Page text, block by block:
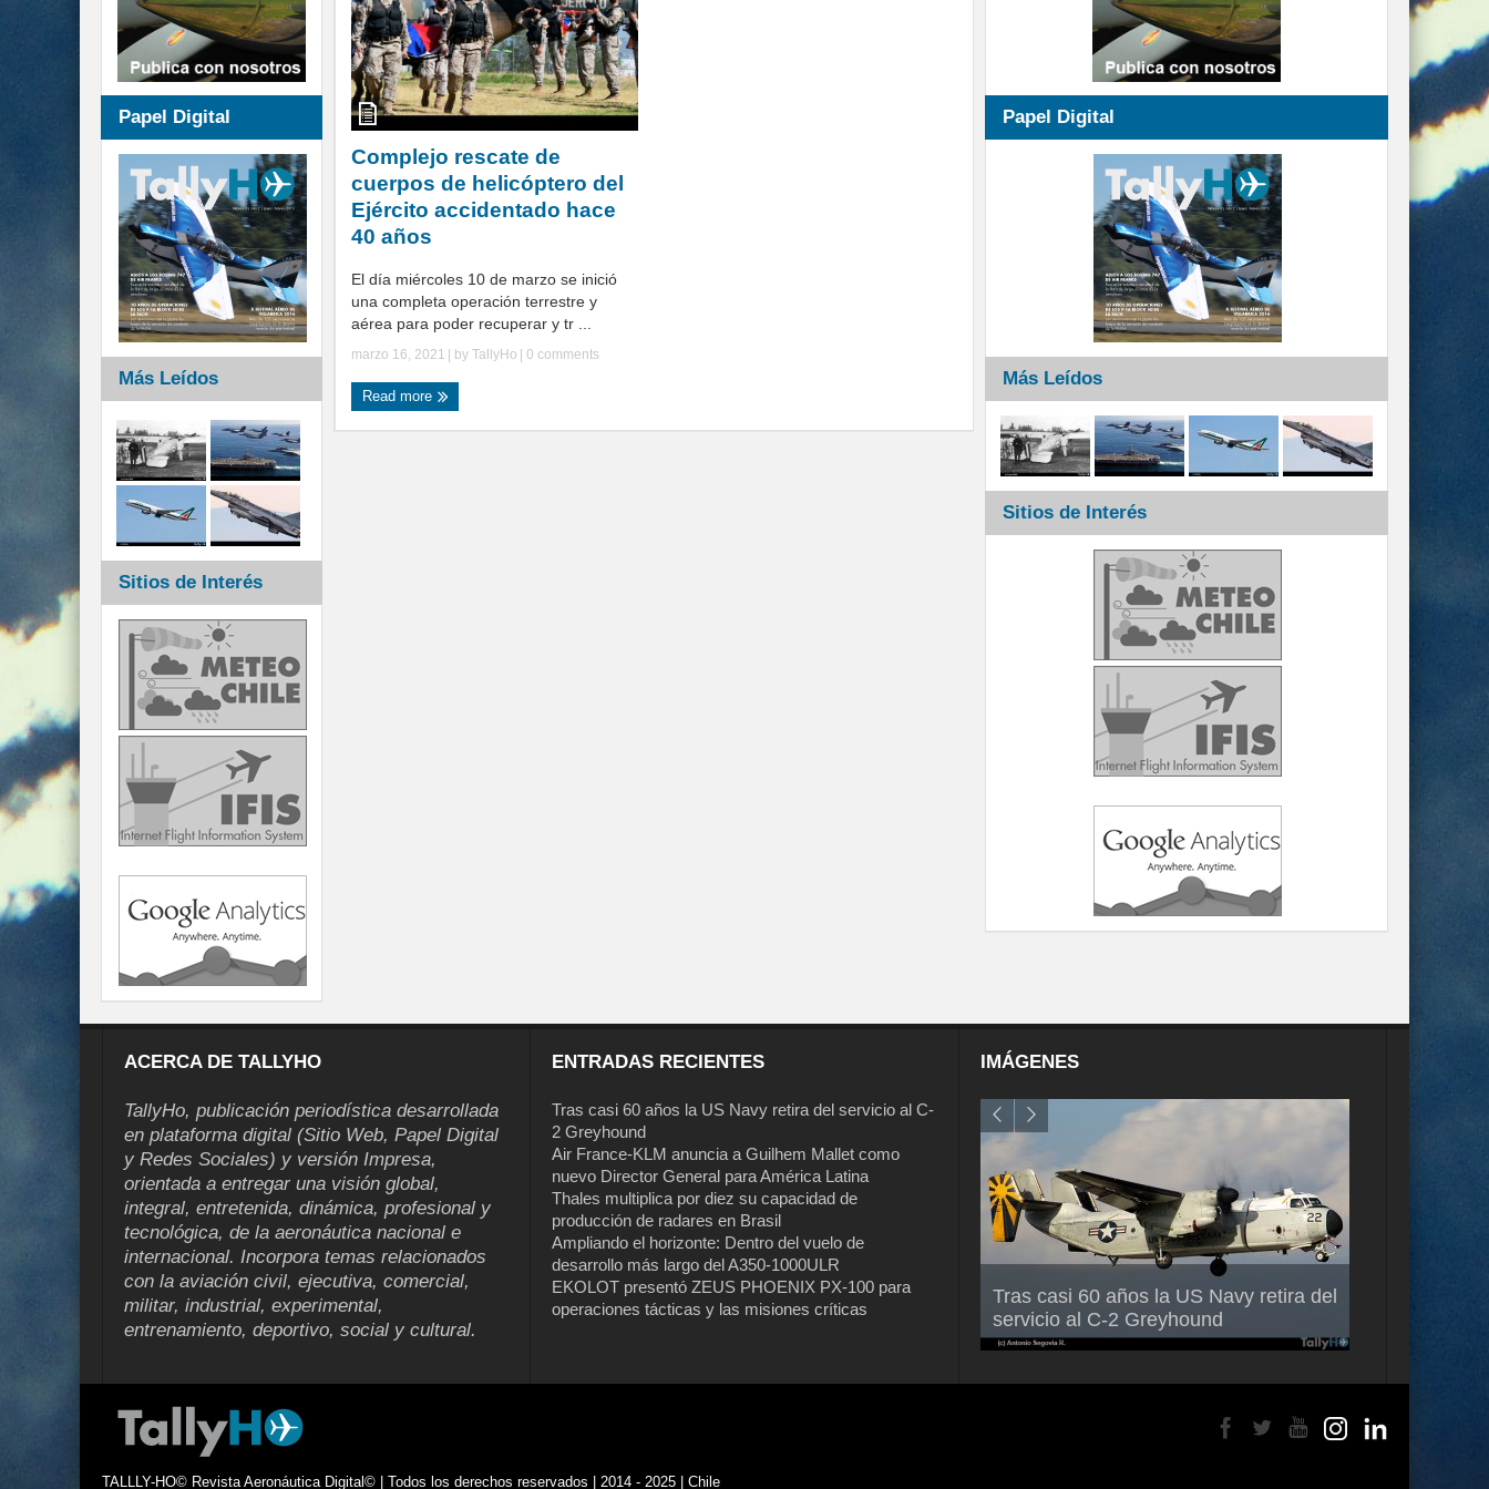
Complejo rescate de
cuerpos de helicóptero del
Ejército accidentado hace
40 años
El día miércoles 10 de marzo se inició
una completa operación terrestre y
aérea para poder recuperar y tr ...
marzo 16, 2021 | by TallyHo 0 comments
Read more
Papel Digital
Más Leídos
Sitios de Interés
Papel Digital
Más Leídos
Sitios de Interés
ACERCA DE TALLYHO
TallyHo, publicación periodística desarrollada
en plataforma digital (Sitio Web, Papel Digital
y Redes Sociales) y versión Impresa,
orientada a entregar una visión global,
integral, entretenida, dinámica, profesional y
tecnológica, de la aeronáutica nacional e
internacional. Incorpora temas relacionados
con la aviación civil, ejecutiva, comercial,
militar, industrial, experimental,
entrenamiento, deportivo, social y cultural.
ENTRADAS RECIENTES
Tras casi 60 años la US Navy retira del servicio al C-
2 Greyhound
Air France-KLM anuncia a Guilhem Mallet como
nuevo Director General para América Latina
Thales multiplica por diez su capacidad de
producción de radares en Brasil
Ampliando el horizonte: Dentro del vuelo de
desarrollo más largo del A350-1000ULR
EKOLOT presentó ZEUS PHOENIX PX-100 para
operaciones tácticas y las misiones críticas
IMÁGENES
Tras casi 60 años la US Navy retira del
servicio al C-2 Greyhound
Air France-KLM anuncia a Guilhem
Mallet como nuevo Director General
para América Latina
TALLLY-HO© Revista Aeronáutica Digital© | Todos los derechos reservados | 2014 - 2025 | Chile